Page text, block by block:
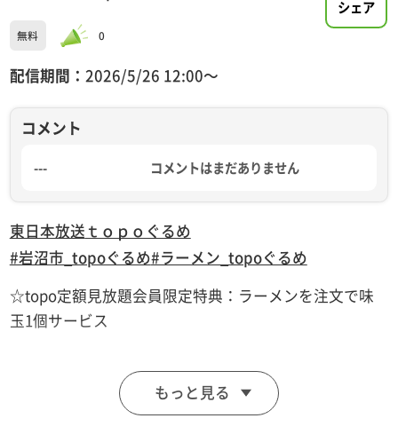
無料 0
配信期間： 2026/5/26 12:00〜
シェア
コメント
--- コメントはまだありません
東日本放送 ｔｏｐｏぐるめ
#岩沼市_topoぐるめ#ラーメン_topoぐるめ
☆topo定額見放題会員限定特典：ラーメンを注文で味
玉1個サービス
■noodle shop arakawa
【住所】宮城県岩沼市中央4-12-15
【電話番号】0223-23-0203
もっと見る